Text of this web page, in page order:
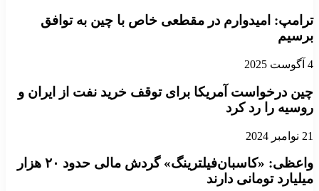
ترامپ: امیدوارم در مقطعی خاص با چین به توافق
برسیم
4 آگوست 2025
چین درخواست آمریکا برای توقف خرید نفت از ایران و
روسیه را رد کرد
21 نوامبر 2024
واعظی: «کاسبان‌فیلترینگ» گردش مالی حدود ۲۰ هزار
میلیارد تومانی دارند